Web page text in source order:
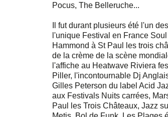
Pocus, The Belleruche...
Il fut durant plusieurs été l'un
l'unique Festival en France
Hammond à St Paul les trois
de la crème de la scène
l'affiche au Heatwave Riviera
Piller, l'incontournable Dj
Gilles Peterson du label Acid
aux Festivals Nuits carrées,
Paul les Trois Châteaux, Jazz